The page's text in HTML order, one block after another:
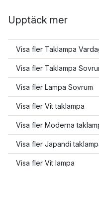
Upptäck mer
Visa fler Taklampa
Visa fler Taklampa
Visa fler Lampa Sovrum
Visa fler Vit taklampa
Visa fler Moderna
Visa fler Japandi
Visa fler Vit lampa